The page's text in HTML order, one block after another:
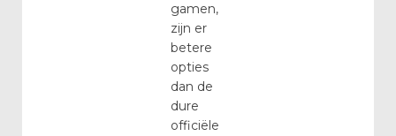
gamen,
zijn er
betere
opties
dan de
dure
officiële